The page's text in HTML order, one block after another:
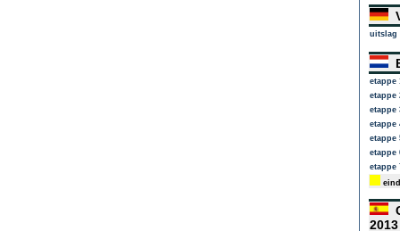
uitslag
etappe
etappe
etappe
etappe
etappe
etappe
etappe
2013